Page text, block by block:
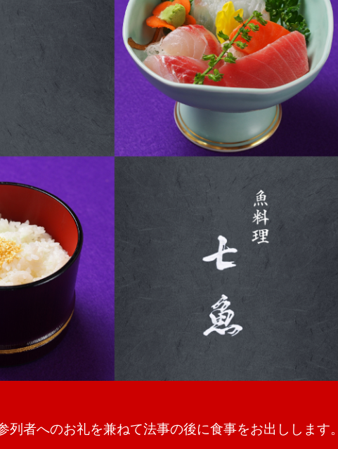
列者へのお礼を兼ねて法事の後に食事をお出しします。